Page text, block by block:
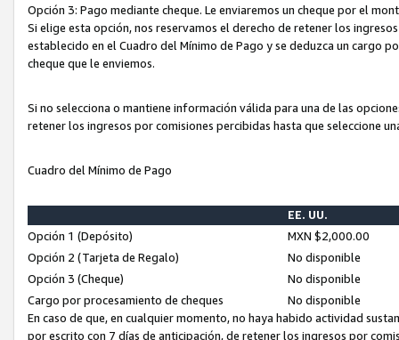
Opción 3: Pago mediante cheque. Le enviaremos un cheque por el
Si elige esta opción, nos reservamos el derecho de retener los
establecido en el Cuadro del Mínimo de Pago y se deduzca un cargo
cheque que le enviemos.
Si no selecciona o mantiene información válida para una de las
retener los ingresos por comisiones percibidas hasta que seleccione
Cuadro del Mínimo de Pago
EE. UU.
Opción 1 (Depósito)
MXN $2,000.00
Opción 2 (Tarjeta de Regalo)
No disponible
Opción 3 (Cheque)
No disponible
Cargo por procesamiento de cheques
No disponible
En caso de que, en cualquier momento, no haya habido actividad
por escrito con 7 días de anticipación, de retener los ingresos por